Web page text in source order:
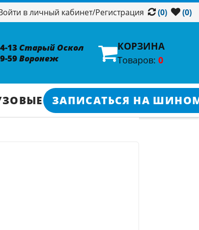
в личный кабинет/Регистрация (0) (0)
13 Старый Оскол
59Воронеж
КОРЗИНА
Товаров: 0
ЗАПИСАТЬСЯ НА